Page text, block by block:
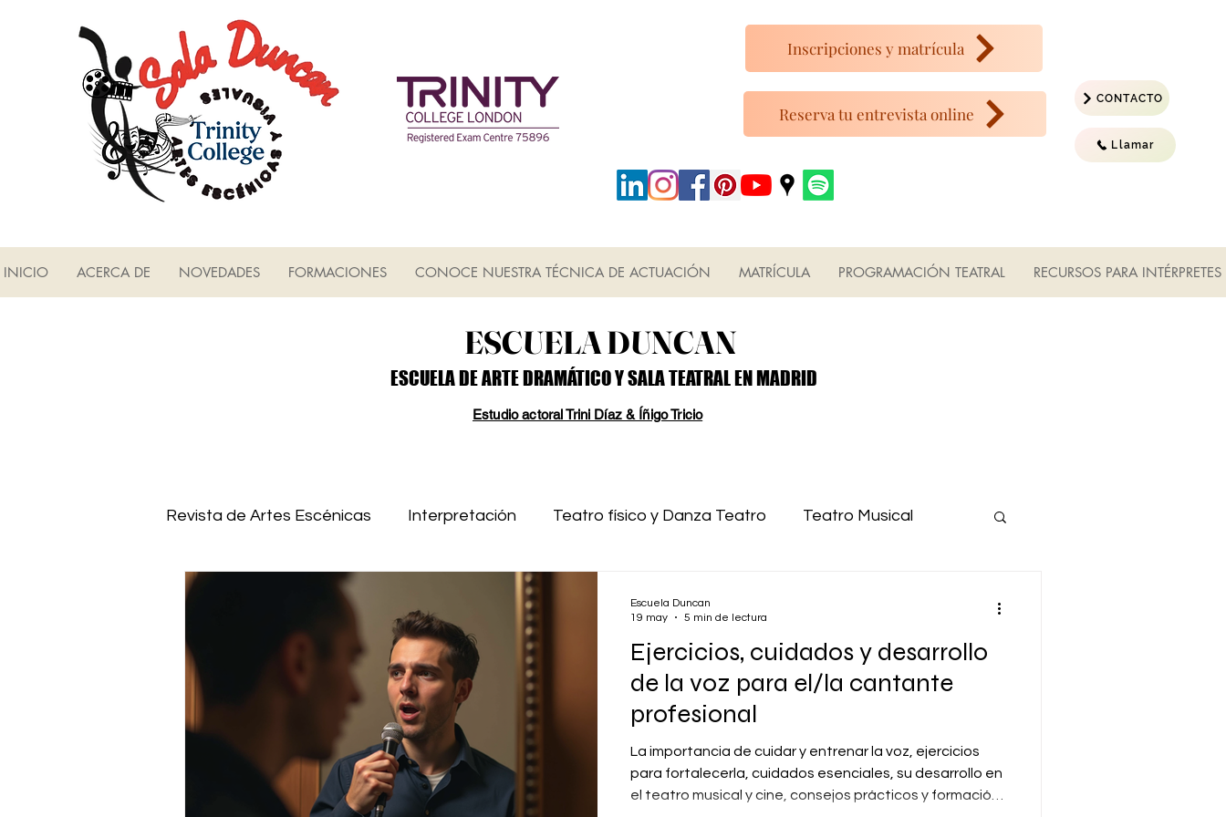
Reserva tu entrevista online
Llamar
CONTACTO
Inscripciones y matrícula
INICIO ACERCA DE NOVEDADES FORMACIONES CONOCE NUESTRA TÉCNICA DE ACTUACIÓN MATRÍCULA PROGRAMACIÓN TEATRAL RECURSOS PARA INTÉRPRETES
ESCUELA DUNCAN
ESCUELA DUNCAN
ESCUELA DE ARTE DRAMÁTICO Y SALA TEATRAL EN MADRID
ESCUELA DE ARTE DRAMÁTICO Y SALA TEATRAL EN MADRID
Estudio actoral Trini Díaz & Íñigo Tricio
Revista de Artes Escénicas Interpretación Teatro físico y Danza Teatro Teatro Musical
Pruebas de acceso a Resad
Canto Escuela de Teatro Técnicas visuales
Ejercicios, cuidados y desarrollo
de la voz para el/la cantante
profesional
La importancia de cuidar y entrenar la voz, ejercicios
para fortalecerla, cuidados esenciales, su desarrollo en
el teatro musical y cine, consejos prácticos y formación
Escuela Duncan
19 may
5 min de lectura